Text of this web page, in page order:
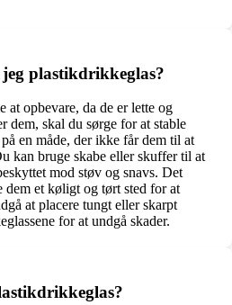
plastikdrikkeglas?
at opbevare, da de er lette og
dem, skal du sørge for at stable
en måde, der ikke får dem til at
kan bruge skabe eller skuffer til at
mod støv og snavs. Det
dem et køligt og tørt sted for at
at placere tungt eller skarpt
for at undgå skader.